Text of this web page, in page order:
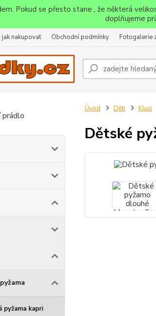
Pokud se přesto stane , že některá
doplňujeme
jak nakupovat Obchodní podmínky Fotogalerie
prádlo
pyžama kapri
Úvod Děti Kluci
Dětské